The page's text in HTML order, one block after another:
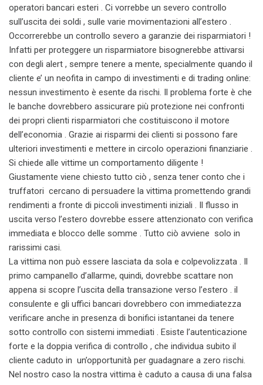
operatori bancari esteri . Ci vorrebbe un severo controllo
sull’uscita dei soldi , sulle varie movimentazioni all’estero .
Occorrerebbe un controllo severo a garanzie dei risparmiatori !
Infatti per proteggere un risparmiatore bisognerebbe attivarsi
con degli alert , sempre tenere a mente, specialmente quando il
cliente e’ un neofita in campo di investimenti e di trading online:
nessun investimento è esente da rischi. Il problema forte è che
le banche dovrebbero assicurare più protezione nei confronti
dei propri clienti risparmiatori che costituiscono il motore
dell’economia . Grazie ai risparmi dei clienti si possono fare
ulteriori investimenti e mettere in circolo operazioni finanziarie .
Si chiede alle vittime un comportamento diligente !
Giustamente viene chiesto tutto ciò , senza tener conto che i
truffatori cercano di persuadere la vittima promettendo grandi
rendimenti a fronte di piccoli investimenti iniziali . Il flusso in
uscita verso l’estero dovrebbe essere attenzionato con verifica
immediata e blocco delle somme . Tutto ciò avviene solo in
rarissimi casi.
La vittima non può essere lasciata da sola e colpevolizzata . Il
primo campanello d’allarme, quindi, dovrebbe scattare non
appena si scopre l’uscita della transazione verso l’estero . il
consulente e gli uffici bancari dovrebbero con immediatezza
verificare anche in presenza di bonifici istantanei da tenere
sotto controllo con sistemi immediati . Esiste l’autenticazione
forte e la doppia verifica di controllo , che individua subito il
cliente caduto in un’opportunità per guadagnare a zero rischi.
Nel nostro caso la nostra vittima è caduto a causa di una falsa